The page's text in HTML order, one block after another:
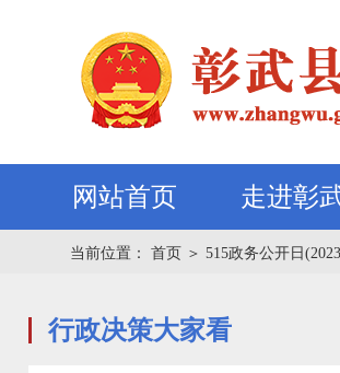
网站首页 走进彰
当前位置： 首页 ＞ 515政务公开日
行政决策大家看